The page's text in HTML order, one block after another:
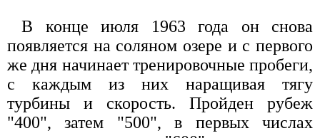
В конце июля 1963 года он снова
появляется на соляном озере и с первого
же дня начинает тренировочные пробеги,
с каждым из них наращивая тягу
турбины и скорость. Пройден рубеж
"400", затем "500", в первых числах